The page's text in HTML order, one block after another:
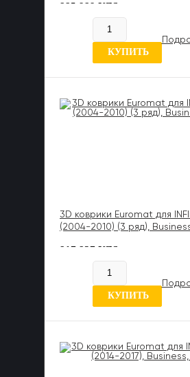
885 989 UZS
В наличии
0 отзывов
КУПИТЬ
3D коврики Euromat для
(2004-2010) (3 ряд),
817 837 UZS
В наличии
6 отзывов
КУПИТЬ